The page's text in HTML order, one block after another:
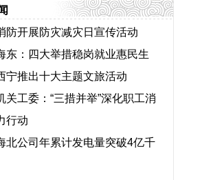
防开展防灾减灾日宣传活动
东：四大举措稳岗就业惠民生
宁推出十大主题文旅活动
关工委：“三措并举”深化职工消
行动
北公司年累计发电量突破4亿千